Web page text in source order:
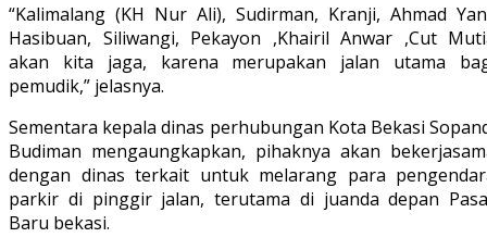
“Kalimalang (KH Nur Ali), Sudirman, Kranji, Ahmad
Hasibuan, Siliwangi, Pekayon ,Khairil Anwar ,Cut
akan kita jaga, karena merupakan jalan utama
pemudik,” jelasnya.
Sementara kepala dinas perhubungan Kota Bekasi
Budiman mengaungkapkan, pihaknya akan
dengan dinas terkait untuk melarang para
parkir di pinggir jalan, terutama di juanda depan
Baru bekasi.